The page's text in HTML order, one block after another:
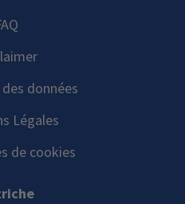
données
Légales
de cookies